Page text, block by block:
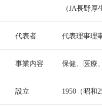
（JA長野厚
代表者 代表理事理
事業内容 保健、医療
設立 1950（昭和